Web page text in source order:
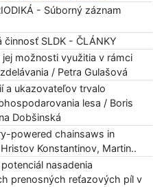
- Súborný záznam
činnosť SLDK - ČLÁNKY
jej možnosti využitia v rámci
/ Petra Gulašová
a ukazovateľov trvalo
lesa / Boris
Dobšinská
powered chainsaws in
Konstantinov, Martin..
nasadenia
prenosných reťazových píl v